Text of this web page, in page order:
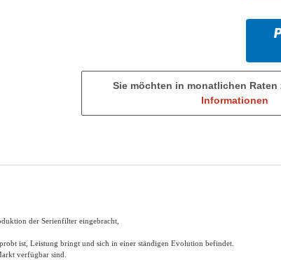
Sie möchten in monatlichen Raten
Informationen
der Serienfilter eingebracht,
ist, Leistung bringt und sich in einer ständigen Evolution befindet.
verfügbar sind.